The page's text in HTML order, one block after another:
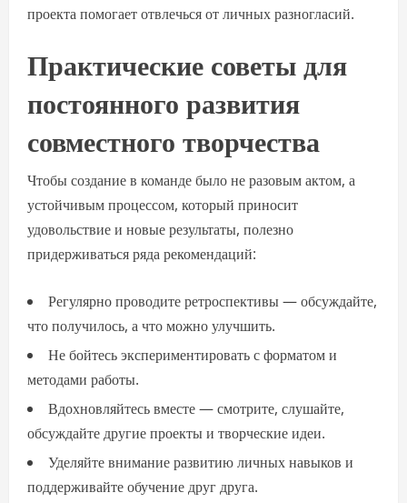
проекта помогает отвлечься от личных разногласий.
Практические советы для
постоянного развития
совместного творчества
Чтобы создание в команде было не разовым актом, а
устойчивым процессом, который приносит
удовольствие и новые результаты, полезно
придерживаться ряда рекомендаций:
Регулярно проводите ретроспективы — обсуждайте,
что получилось, а что можно улучшить.
Не бойтесь экспериментировать с форматом и
методами работы.
Вдохновляйтесь вместе — смотрите, слушайте,
обсуждайте другие проекты и творческие идеи.
Уделяйте внимание развитию личных навыков и
поддерживайте обучение друг друга.